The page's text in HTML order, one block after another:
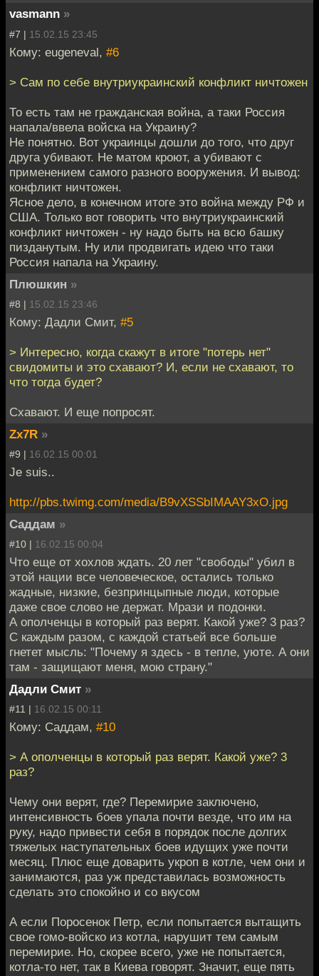
vasmann »
#7 | 15.02.15 23:45
Кому: eugeneval, #6
> Сам по себе внутриукраинский конфликт ничтожен
То есть там не гражданская война, а таки Россия
напала/ввела войска на Украину?
Не понятно. Вот украинцы дошли до того, что друг
друга убивают. Не матом кроют, а убивают с
применением самого разного вооружения. И вывод:
конфликт ничтожен.
Ясное дело, в конечном итоге это война между РФ и
США. Только вот говорить что внутриукраинский
конфликт ничтожен - ну надо быть на всю башку
пизданутым. Ну или продвигать идею что таки
Россия напала на Украину.
Плюшкин »
#8 | 15.02.15 23:46
Кому: Дадли Смит, #5
> Интересно, когда скажут в итоге "потерь нет"
свидомиты и это схавают? И, если не схавают, то
что тогда будет?
Схавают. И еще попросят.
Zx7R »
#9 | 16.02.15 00:01
Je suis..
http://pbs.twimg.com/media/B9vXSSbIMAAY3xO.jpg
Саддам »
#10 | 16.02.15 00:04
Что еще от хохлов ждать. 20 лет "свободы" убил в
этой нации все человеческое, остались только
жадные, низкие, безпринцыпные люди, которые
даже свое слово не держат. Мрази и подонки.
А ополченцы в который раз верят. Какой уже? 3 раз?
С каждым разом, с каждой статьей все больше
гнетет мысль: "Почему я здесь - в тепле, уюте. А они
там - защищают меня, мою страну."
Дадли Смит »
#11 | 16.02.15 00:11
Кому: Саддам, #10
> А ополченцы в который раз верят. Какой уже? 3
раз?
Чему они верят, где? Перемирие заключено,
интенсивность боев упала почти везде, что им на
руку, надо привести себя в порядок после долгих
тяжелых наступательных боев идущих уже почти
месяц. Плюс еще доварить укроп в котле, чем они и
занимаются, раз уж представилась возможность
сделать это спокойно и со вкусом
А если Поросенок Петр, если попытается вытащить
свое гомо-войско из котла, нарушит тем самым
перемирие. Но, скорее всего, уже не попытается,
котла-то нет, так в Киева говорят. Значит, еще пять